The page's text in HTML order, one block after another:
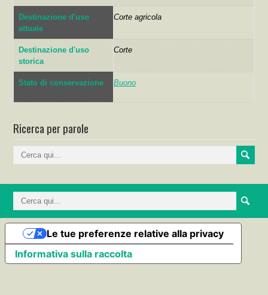
Destinazione d'uso
attuale
Corte agricola
Destinazione d'uso
storica
Corte
Stato di conservazione Buono
Ricerca per parole
Informativa sulla raccolta
Le tue preferenze relative alla privacy